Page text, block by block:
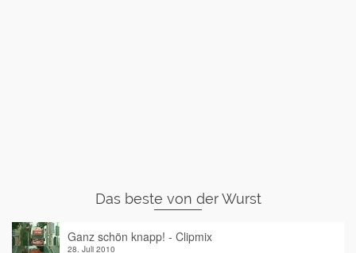
Das beste von der Wurst
Ganz schön knapp! - Clipmix
28. Juli 2010